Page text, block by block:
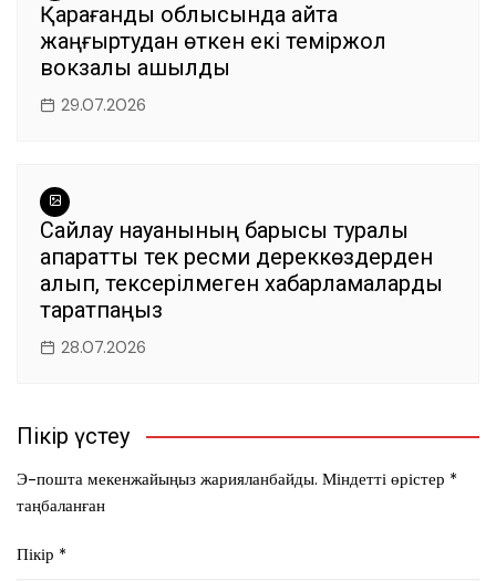
Қарағанды облысында қайта
жаңғыртудан өткен екі теміржол
вокзалы ашылды
29.07.2026
Сайлау науқанының барысы туралы
ақпаратты тек ресми дереккөздерден
алып, тексерілмеген хабарламаларды
таратпаңыз
28.07.2026
Пікір үстеу
Э-пошта мекенжайыңыз жарияланбайды. Міндетті өрістер *
таңбаланған
Пікір *